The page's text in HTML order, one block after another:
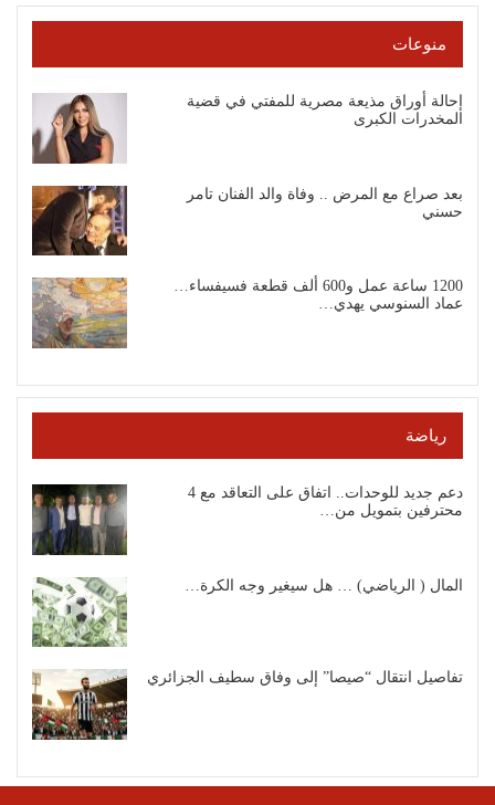
منوعات
إحالة أوراق مذيعة مصرية للمفتي في قضية
المخدرات الكبرى
بعد صراع مع المرض .. وفاة والد الفنان تامر
حسني
1200 ساعة عمل و600 ألف قطعة فسيفساء…
عماد السنوسي يهدي…
رياضة
دعم جديد للوحدات.. اتفاق على التعاقد مع 4
محترفين بتمويل من…
المال ( الرياضي) … هل سيغير وجه الكرة…
تفاصيل انتقال “صيصا” إلى وفاق سطيف الجزائري